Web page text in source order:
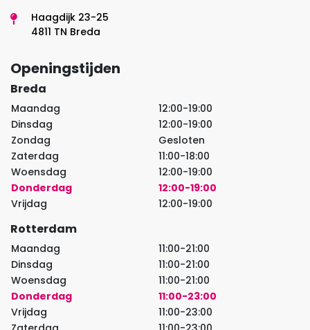
Haagdijk 23-25
4811 TN Breda
Openingstijden
Breda
Maandag
12:00-19:00
Dinsdag
12:00-19:00
Zondag
Gesloten
Zaterdag
11:00-18:00
Woensdag
12:00-19:00
Donderdag
12:00-19:00
Vrijdag
12:00-19:00
Rotterdam
Maandag
11:00-21:00
Dinsdag
11:00-21:00
Woensdag
11:00-21:00
Donderdag
11:00-23:00
Vrijdag
11:00-23:00